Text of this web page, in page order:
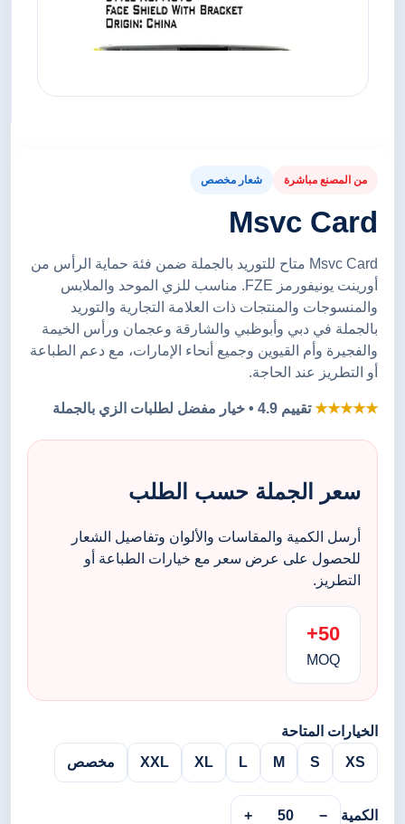
من المصنع مباشرة شعار مخصص
Msvc Card
Msvc Card متاح للتوريد بالجملة ضمن فئة حماية الرأس من
أورينت يونيفورمز FZE. مناسب للزي الموحد والملابس
والمنسوجات والمنتجات ذات العلامة التجارية والتوريد
بالجملة في دبي وأبوظبي والشارقة وعجمان ورأس الخيمة
والفجيرة وأم القيوين وجميع أنحاء الإمارات، مع دعم الطباعة
أو التطريز عند الحاجة.
★★★★★تقييم 4.9 • خيار مفضل لطلبات الزي بالجملة
سعر الجملة حسب الطلب
أرسل الكمية والمقاسات والألوان وتفاصيل الشعار
للحصول على عرض سعر مع خيارات الطباعة أو
التطريز.
50+
MOQ
الخيارات المتاحة
XS
S
M
L
XL
XXL مخصص
الكمية −
50
+